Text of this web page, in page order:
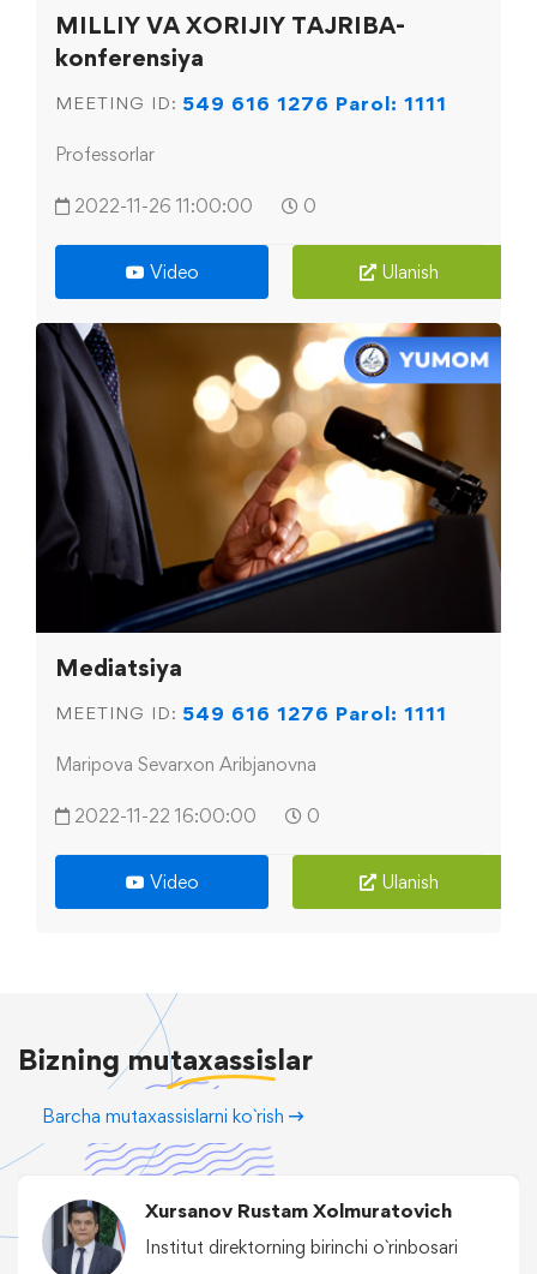
MILLIY VA XORIJIY TAJRIBA-
konferensiya
MEETING ID: 549 616 1276 Parol: 1111
Professorlar
2022-11-26 11:00:00 0
Video Ulanish
Mediatsiya
MEETING ID: 549 616 1276 Parol: 1111
Maripova Sevarxon Aribjanovna
2022-11-22 16:00:00 0
Video Ulanish
Bizningmutaxassislar
Barcha mutaxassislarni ko`rish
Xursanov Rustam Xolmuratovich
Institut direktorning birinchi o`rinbosari